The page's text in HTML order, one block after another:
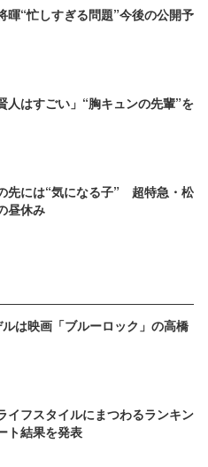
暉“忙しすぎる問題”今後の公開予
人はすごい」“胸キュンの先輩”を
先には“気になる子” 超特急・松
昼休み
は映画「ブルーロック」の高橋
イフスタイルにまつわるランキン
ト結果を発表